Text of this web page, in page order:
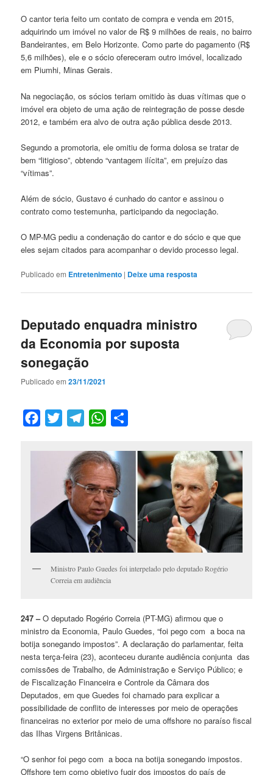
O cantor teria feito um contato de compra e venda em 2015,
adquirindo um imóvel no valor de R$ 9 milhões de reais, no bairro
Bandeirantes, em Belo Horizonte. Como parte do pagamento (R$
5,6 milhões), ele e o sócio ofereceram outro imóvel, localizado
em Piumhi, Minas Gerais.
Na negociação, os sócios teriam omitido às duas vítimas que o
imóvel era objeto de uma ação de reintegração de posse desde
2012, e também era alvo de outra ação pública desde 2013.
Segundo a promotoria, ele omitiu de forma dolosa se tratar de
bem “litigioso”, obtendo “vantagem ilícita”, em prejuízo das
“vítimas”.
Além de sócio, Gustavo é cunhado do cantor e assinou o
contrato como testemunha, participando da negociação.
O MP-MG pediu a condenação do cantor e do sócio e que que
eles sejam citados para acompanhar o devido processo legal.
Publicado em Entretenimento | Deixe uma resposta
Deputado enquadra ministro
da Economia por suposta
sonegação
Publicado em23/11/2021
Facebook
Twitter TelegramWhatsApp
Ministro Paulo Guedes foi interpelado pelo deputado Rogério
Correia em audiência
247 –O deputado Rogério Correia (PT-MG) afirmou que o
ministro da Economia, Paulo Guedes, “foi pego com a boca na
botija sonegando impostos”. A declaração do parlamentar, feita
nesta terça-feira (23), aconteceu durante audiência conjunta das
comissões de Trabalho, de Administração e Serviço Público; e
de Fiscalização Financeira e Controle da Câmara dos
Deputados, em que Guedes foi chamado para explicar a
possibilidade de conflito de interesses por meio de operações
financeiras no exterior por meio de uma offshore no paraíso fiscal
das Ilhas Virgens Britânicas.
“O senhor foi pego com a boca na botija sonegando impostos.
Offshore tem como objetivo fugir dos impostos do país de